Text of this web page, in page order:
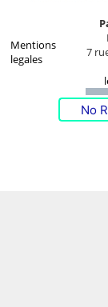
Mentions
legales
7
No